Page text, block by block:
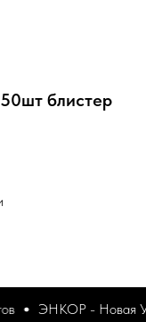
блистер
ЭНКОР - Новая